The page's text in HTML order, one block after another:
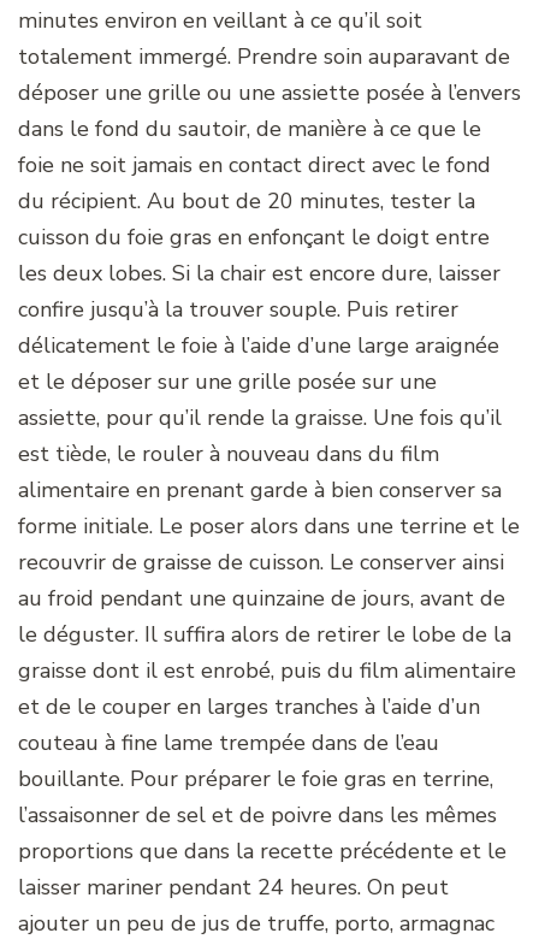
minutes environ en veillant à ce qu’il soit
totalement immergé. Prendre soin auparavant de
déposer une grille ou une assiette posée à l’envers
dans le fond du sautoir, de manière à ce que le
foie ne soit jamais en contact direct avec le fond
du récipient. Au bout de 20 minutes, tester la
cuisson du foie gras en enfonçant le doigt entre
les deux lobes. Si la chair est encore dure, laisser
confire jusqu’à la trouver souple. Puis retirer
délicatement le foie à l’aide d’une large araignée
et le déposer sur une grille posée sur une
assiette, pour qu’il rende la graisse. Une fois qu’il
est tiède, le rouler à nouveau dans du film
alimentaire en prenant garde à bien conserver sa
forme initiale. Le poser alors dans une terrine et le
recouvrir de graisse de cuisson. Le conserver ainsi
au froid pendant une quinzaine de jours, avant de
le déguster. Il suffira alors de retirer le lobe de la
graisse dont il est enrobé, puis du film alimentaire
et de le couper en larges tranches à l’aide d’un
couteau à fine lame trempée dans de l’eau
bouillante. Pour préparer le foie gras en terrine,
l’assaisonner de sel et de poivre dans les mêmes
proportions que dans la recette précédente et le
laisser mariner pendant 24 heures. On peut
ajouter un peu de jus de truffe, porto, armagnac